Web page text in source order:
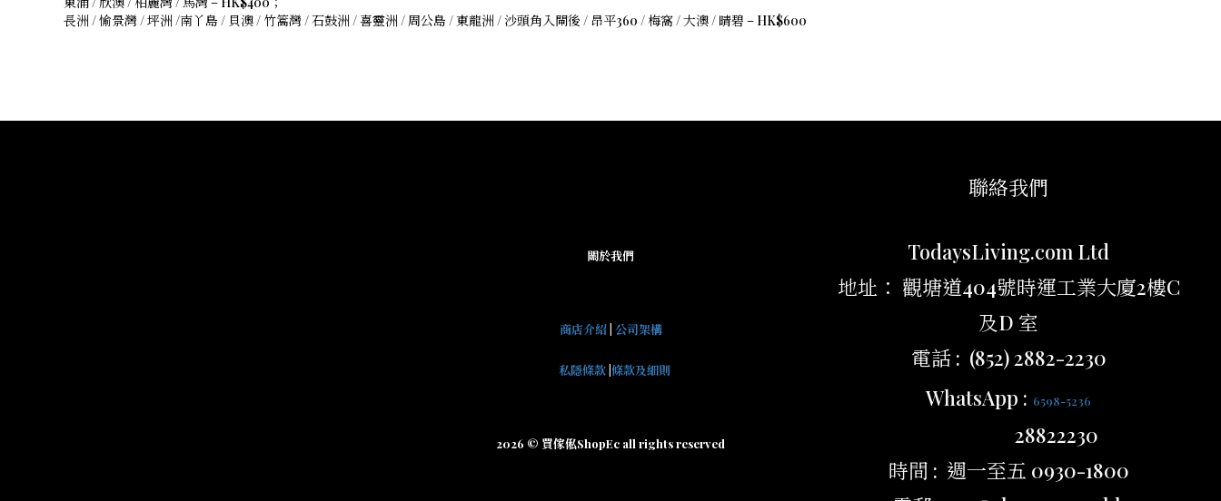
長洲 / 愉景灣 / 坪洲 /南丫島 / 貝澳 / 竹篙灣 / 石鼓洲 / 喜靈洲 / 周公島 / 東龍洲 / 沙頭角入閘後 / 昂平360 / 梅窩 / 大澳 / 晴碧 – HK$600
關於我們
商店介紹| 公司架構
私隱條款 條款及細則
2026 © 買傢俬ShopEc all rights reserved
聯絡我們
TodaysLiving.com Ltd
地址： 觀塘道404號時運工業大廈2樓C
及D 室
電話 : (852) 2882-2230
WhatsApp : 6598-5236
28822230
時間 : 週一至五 0930-1800